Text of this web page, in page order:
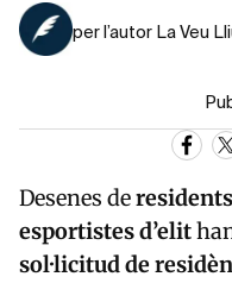
per l’autor La Veu
Desenes de
esportistes d’elit
sol·licitud de